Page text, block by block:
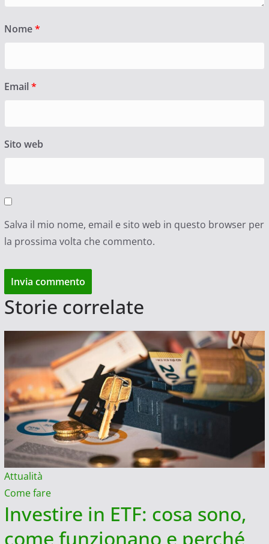
Nome*
Email *
Sito web
Salva il mio nome, email e sito web in questo browser per
la prossima volta che commento.
Storie correlate
Attualità
Come fare
Investire in ETF: cosa sono,
come funzionano e perché